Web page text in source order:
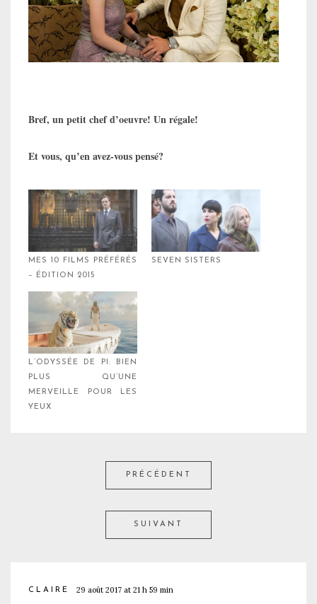
Bref, un petit chef d’oeuvre! Un régale!
Et vous, qu’en avez-vous pensé?
MES 10 FILMS PRÉFÉRÉS
– ÉDITION 2015
SEVEN SISTERS
L’ODYSSÉE DE PI: BIEN
PLUS QU’UNE
MERVEILLE POUR LES
YEUX
PRÉCÉDENT
SUIVANT
CLAIRE 29 août 2017 at 21 h 59 min